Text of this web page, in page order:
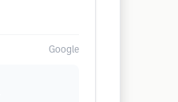
Google